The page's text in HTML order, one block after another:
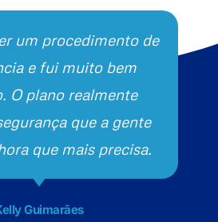
um procedimento de
e fui muito bem
O plano realmente
que a gente
que mais precisa.
Guimarães